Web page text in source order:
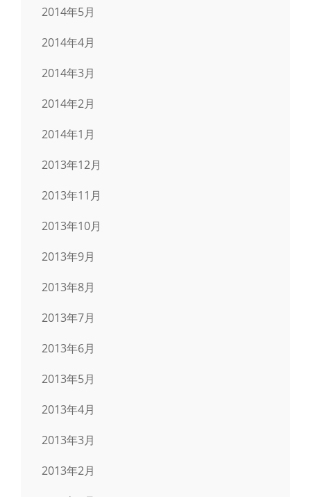
2014年5月
2014年4月
2014年3月
2014年2月
2014年1月
2013年12月
2013年11月
2013年10月
2013年9月
2013年8月
2013年7月
2013年6月
2013年5月
2013年4月
2013年3月
2013年2月